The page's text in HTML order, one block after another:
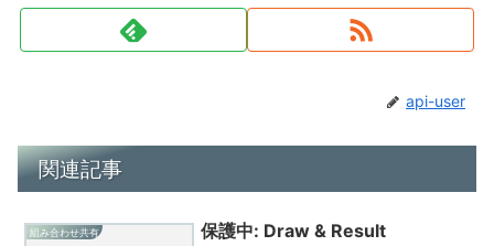
api-user
関連記事
組み合わせ共有 保護中: Draw & Result